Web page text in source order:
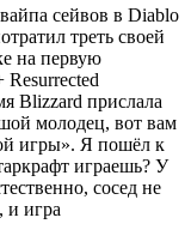
сейвов в Diablo
треть своей
на первую
Blizzard прислала
молодец, вот вам
игры». Я пошёл к
играешь? У
сосед не
и игра